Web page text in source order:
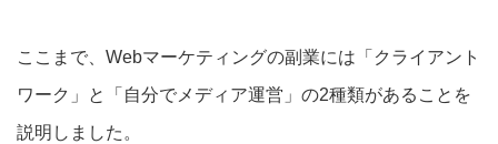
ここまで、Webマーケティングの副業には「クライアント
ワーク」と「自分でメディア運営」の2種類があることを
説明しました。